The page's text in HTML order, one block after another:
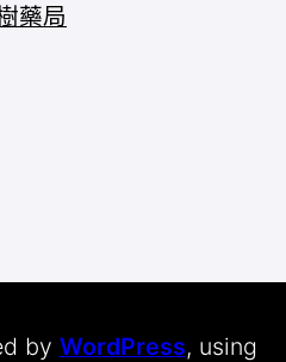
藥局
by WordPress, using